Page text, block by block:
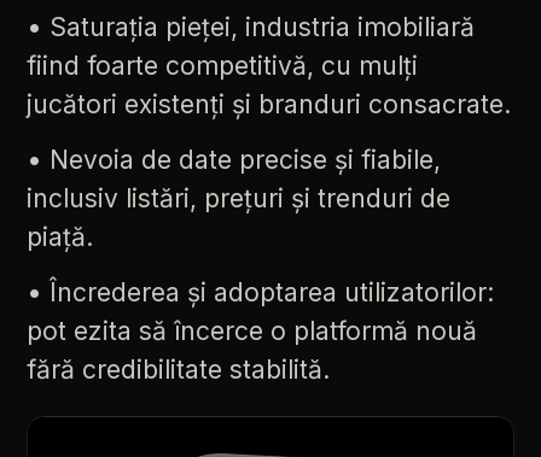
• Saturația pieței, industria imobiliară
fiind foarte competitivă, cu mulți
jucători existenți și branduri consacrate.
• Nevoia de date precise și fiabile,
inclusiv listări, prețuri și trenduri de
piață.
• Încrederea și adoptarea utilizatorilor:
pot ezita să încerce o platformă nouă
fără credibilitate stabilită.